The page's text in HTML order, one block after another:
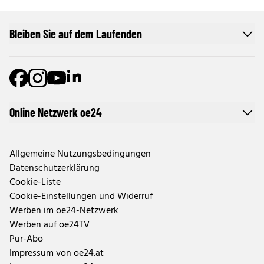
Online Netzwerk oe24
Allgemeine Nutzungsbedingungen
Datenschutzerklärung
Cookie-Liste
Cookie-Einstellungen und Widerruf
Werben im oe24-Netzwerk
Werben auf oe24TV
Pur-Abo
Impressum von oe24.at
Bleiben Sie auf dem Laufenden